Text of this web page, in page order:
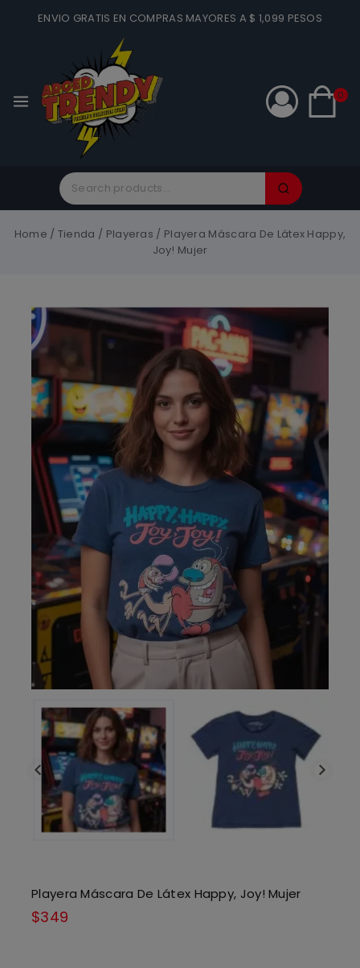
ENVIO GRATIS EN COMPRAS MAYORES A $ 1,099 PESOS
0
Home / Tienda / Playeras / Playera Máscara De Látex Happy,
Joy! Mujer
Playera Máscara De Látex Happy, Joy! Mujer
$349